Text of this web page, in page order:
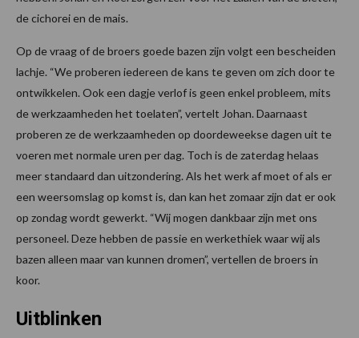
de cichorei en de mais.
Op de vraag of de broers goede bazen zijn volgt een bescheiden
lachje. “We proberen iedereen de kans te geven om zich door te
ontwikkelen. Ook een dagje verlof is geen enkel probleem, mits
de werkzaamheden het toelaten”, vertelt Johan. Daarnaast
proberen ze de werkzaamheden op doordeweekse dagen uit te
voeren met normale uren per dag. Toch is de zaterdag helaas
meer standaard dan uitzondering. Als het werk af moet of als er
een weersomslag op komst is, dan kan het zomaar zijn dat er ook
op zondag wordt gewerkt. “Wij mogen dankbaar zijn met ons
personeel. Deze hebben de passie en werkethiek waar wij als
bazen alleen maar van kunnen dromen”, vertellen de broers in
koor.
Uitblinken